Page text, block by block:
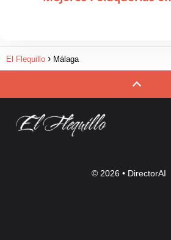
El Flequillo Málaga
© 2026 • DirectorAI